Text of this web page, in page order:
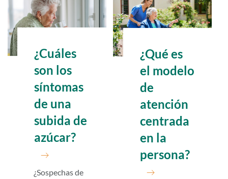
¿Cuáles
son los
síntomas
de una
subida de
azúcar?
¿Sospechas de
¿Qué es
el modelo
de
atención
centrada
en la
persona?